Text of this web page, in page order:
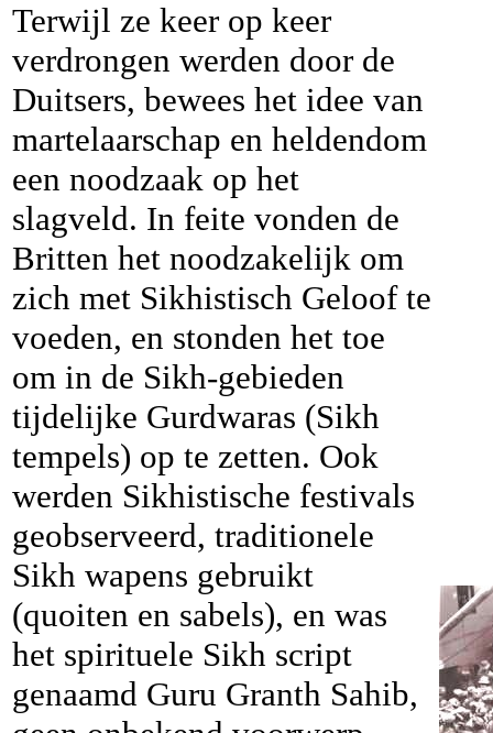
Terwijl ze keer op keer
verdrongen werden door de
Duitsers, bewees het idee van
martelaarschap en heldendom
een noodzaak op het
slagveld. In feite vonden de
Britten het noodzakelijk om
zich met Sikhistisch Geloof te
voeden, en stonden het toe
om in de Sikh-gebieden
tijdelijke Gurdwaras (Sikh
tempels) op te zetten. Ook
werden Sikhistische festivals
geobserveerd, traditionele
Sikh wapens gebruikt
(quoiten en sabels), en was
het spirituele Sikh script
genaamd Guru Granth Sahib,